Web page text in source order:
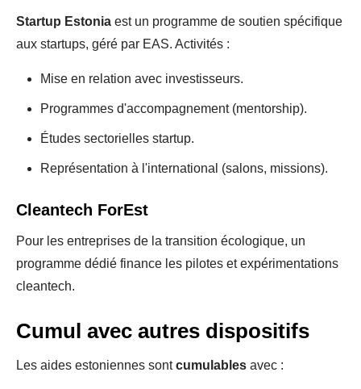
Startup Estonia est un programme de soutien spécifique
aux startups, géré par EAS. Activités :
Mise en relation avec investisseurs.
Programmes d'accompagnement (mentorship).
Études sectorielles startup.
Représentation à l'international (salons, missions).
Cleantech ForEst
Pour les entreprises de la transition écologique, un
programme dédié finance les pilotes et expérimentations
cleantech.
Cumul avec autres dispositifs
Les aides estoniennes sontcumulables avec :